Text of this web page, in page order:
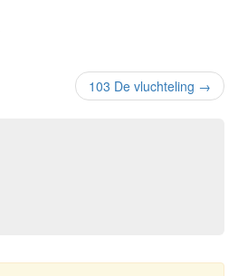
103 De vluchteling →